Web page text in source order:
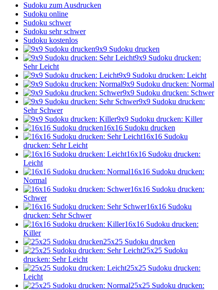
Sudoku zum Ausdrucken
Sudoku online
Sudoku schwer
Sudoku sehr schwer
Sudoku kostenlos
9x9 Sudoku drucken
9x9 Sudoku drucken:
Sehr Leicht
9x9 Sudoku drucken: Leicht
9x9 Sudoku drucken: Normal
9x9 Sudoku drucken: Schwer
9x9 Sudoku drucken:
Sehr Schwer
9x9 Sudoku drucken: Killer
16x16 Sudoku drucken
16x16 Sudoku
drucken: Sehr Leicht
16x16 Sudoku drucken:
Leicht
16x16 Sudoku drucken:
Normal
16x16 Sudoku drucken:
Schwer
16x16 Sudoku
drucken: Sehr Schwer
16x16 Sudoku drucken:
Killer
25x25 Sudoku drucken
25x25 Sudoku
drucken: Sehr Leicht
25x25 Sudoku drucken:
Leicht
25x25 Sudoku drucken: